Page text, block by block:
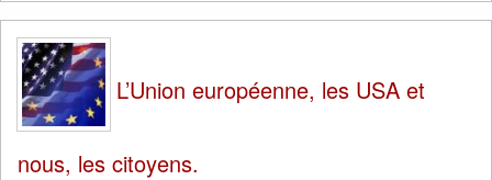
L’Union européenne, les USA et
nous, les citoyens.